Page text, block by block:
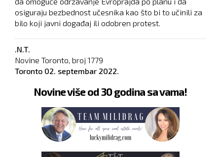
osiguraju bezbednost učesnika kao što bi to učinili za
bilo koji javni događaj ili odobren protest.
.N.T.
Novine Toronto, broj 1779
Toronto 02. septembar 2022.
Novine više od 30 godina sa vama!